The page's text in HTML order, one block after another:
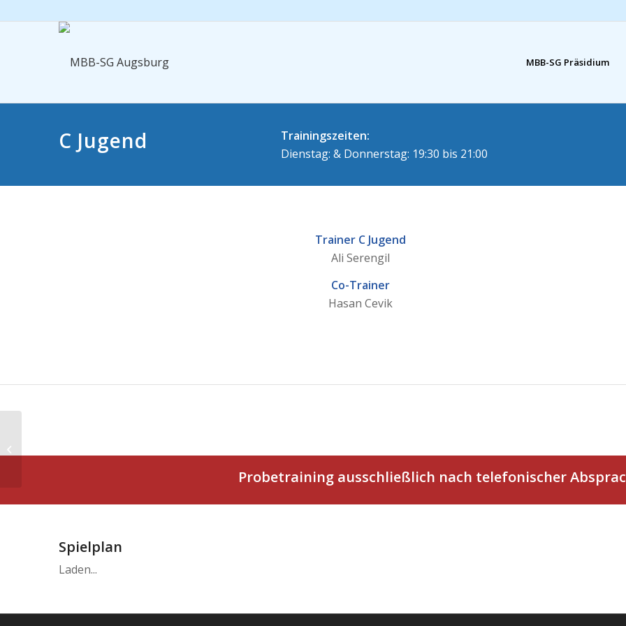
MBB-SG Präsidium
C Jugend
Trainingszeiten:
Dienstag: & Donnerstag: 19:30 bis 21:00
Trainer C Jugend
Ali Serengil
Co-Trainer
Hasan Cevik
Probetraining ausschließlich nach telefonischer
Spielplan
Laden...